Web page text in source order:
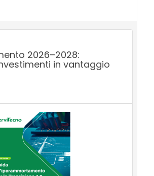
2026–2028:
in vantaggio